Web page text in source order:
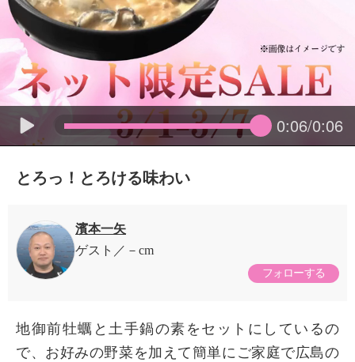
0:06/0:06
とろっ！とろける味わい
濱本一矢
ゲスト
－cm
フォローする
地御前牡蠣と土手鍋の素をセットにしているの
で、お好みの野菜を加えて簡単にご家庭で広島の